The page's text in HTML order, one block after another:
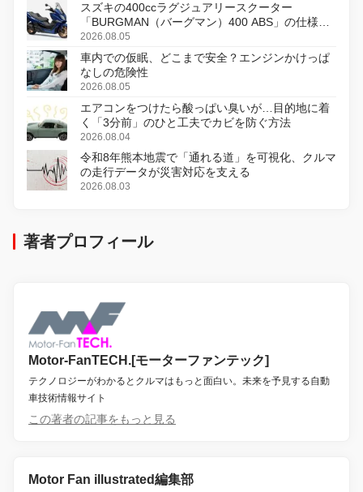
スズキの400ccラグジュアリースクーター
「BURGMAN（バーグマン）400 ABS」の仕様を
変更し、8月18日に発売
2026.08.05
車内での仮眠、どこまで安全？エンジンかけっぱ
なしの危険性
2026.08.05
エアコンをつけたら酸っぱい臭いが…目的地に着
く「3分前」のひと工夫でカビを防ぐ方法
2026.08.04
令和8年熊本地震で「通れる道」を可視化、クルマ
の走行データが災害対応を支える
2026.08.03
著者プロフィール
Motor-FanTECH.[モーターファンテック]
テクノロジーがわかるとクルマはもっと面白い。未来を予見する自動
車技術情報サイト
この著者の記事をもっと見る
Motor Fan illustrated編集部